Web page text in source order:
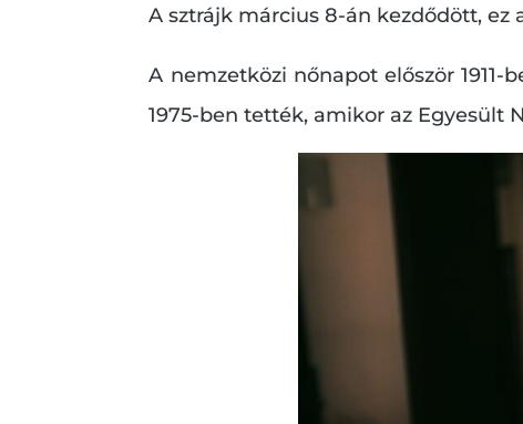
A sztrájk március 8-án kezdődött, ez
A nemzetközi nőnapot először
1975-ben tették, amikor az Egyesült